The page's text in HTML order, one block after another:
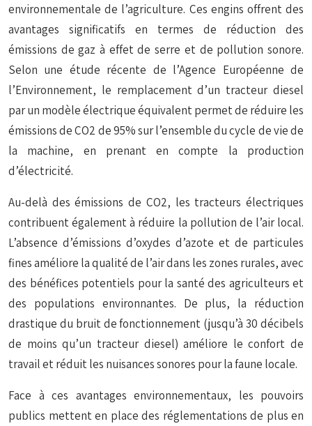
environnementale de l’agriculture. Ces engins offrent des
avantages significatifs en termes de réduction des
émissions de gaz à effet de serre et de pollution sonore.
Selon une étude récente de l’Agence Européenne de
l’Environnement, le remplacement d’un tracteur diesel
par un modèle électrique équivalent permet de réduire les
émissions de CO2 de 95% sur l’ensemble du cycle de vie de
la machine, en prenant en compte la production
d’électricité.
Au-delà des émissions de CO2, les tracteurs électriques
contribuent également à réduire la pollution de l’air local.
L’absence d’émissions d’oxydes d’azote et de particules
fines améliore la qualité de l’air dans les zones rurales, avec
des bénéfices potentiels pour la santé des agriculteurs et
des populations environnantes. De plus, la réduction
drastique du bruit de fonctionnement (jusqu’à 30 décibels
de moins qu’un tracteur diesel) améliore le confort de
travail et réduit les nuisances sonores pour la faune locale.
Face à ces avantages environnementaux, les pouvoirs
publics mettent en place des réglementations de plus en